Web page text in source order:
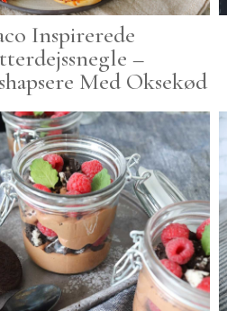
Inspirerede
–
Med Oksekød